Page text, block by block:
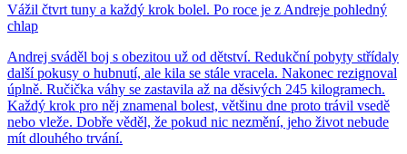
Vážil čtvrt tuny a každý krok bolel. Po roce je z Andreje pohledný
chlap
Andrej sváděl boj s obezitou už od dětství. Redukční pobyty střídaly
další pokusy o hubnutí, ale kila se stále vracela. Nakonec rezignoval
úplně. Ručička váhy se zastavila až na děsivých 245 kilogramech.
Každý krok pro něj znamenal bolest, většinu dne proto trávil vsedě
nebo vleže. Dobře věděl, že pokud nic nezmění, jeho život nebude
mít dlouhého trvání.